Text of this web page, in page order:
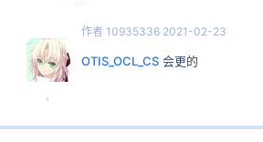
作者 10935336 2021-02-23
OTIS_OCL_CS 会更的